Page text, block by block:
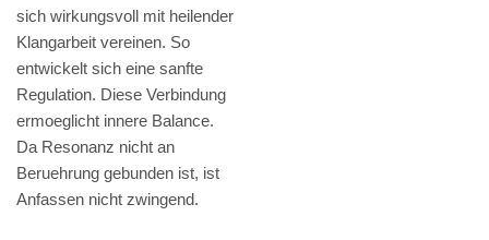
sich wirkungsvoll mit heilender
Klangarbeit vereinen. So
entwickelt sich eine sanfte
Regulation. Diese Verbindung
ermoeglicht innere Balance.
Da Resonanz nicht an
Beruehrung gebunden ist, ist
Anfassen nicht zwingend.